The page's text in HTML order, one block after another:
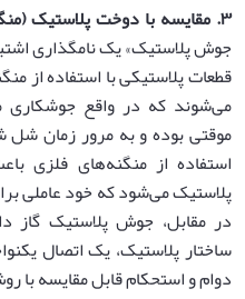
۳.مقایسه با دوخت پلاستیک
جوش پلاستیک» یک نامگذاری
قطعات پلاستیکی با استفاده از
می‌شوند که در واقع جوشکاری
موقتی بوده و به مرور زمان شل
استفاده از منگنه‌های فلزی
پلاستیک می‌شود که خود عاملی
در مقابل، جوش پلاستیک گاز
ساختار پلاستیک، یک اتصال
دوام و استحکام قابل مقایسه